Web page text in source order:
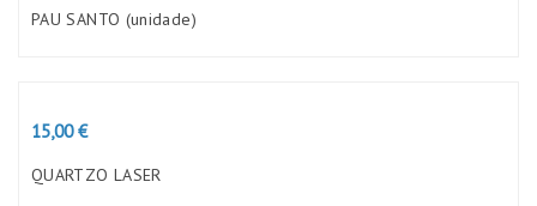
PAU SANTO (unidade)
Preço
15,00 €
QUARTZO LASER